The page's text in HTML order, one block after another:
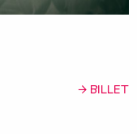
→ BILLET